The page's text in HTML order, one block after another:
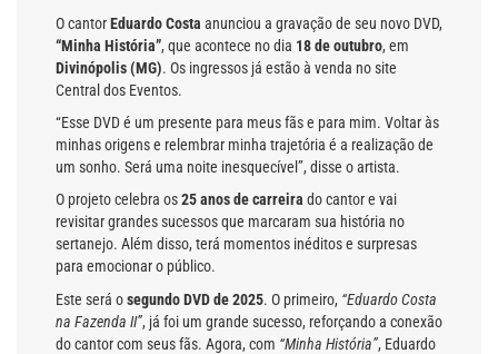
O cantorEduardo Costa anunciou a gravação de seu novo DVD,
“Minha História”, que acontece no dia 18 de outubro, em
Divinópolis (MG). Os ingressos já estão à venda no site
Central dos Eventos.
“Esse DVD é um presente para meus fãs e para mim. Voltar às
minhas origens e relembrar minha trajetória é a realização de
um sonho. Será uma noite inesquecível”, disse o artista.
O projeto celebra os25 anos de carreira do cantor e vai
revisitar grandes sucessos que marcaram sua história no
sertanejo. Além disso, terá momentos inéditos e surpresas
para emocionar o público.
Este será osegundo DVD de 2025. O primeiro, “Eduardo Costa
na Fazenda II”, já foi um grande sucesso, reforçando a conexão
do cantor com seus fãs. Agora, com “Minha História”, Eduardo